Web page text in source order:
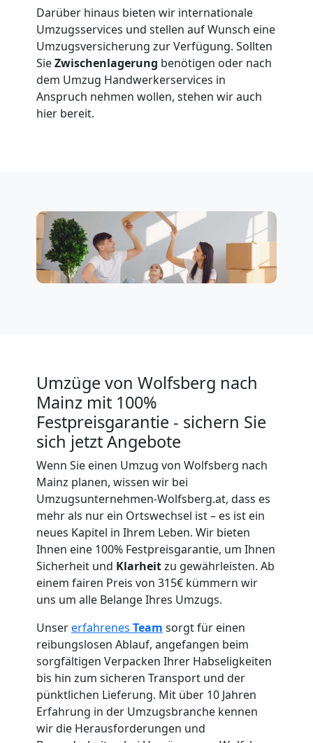
Darüber hinaus bieten wir internationale
Umzugsservices und stellen auf Wunsch eine
Umzugsversicherung zur Verfügung. Sollten
SieZwischenlagerung benötigen oder nach
dem Umzug Handwerkerservices in
Anspruch nehmen wollen, stehen wir auch
hier bereit.
Umzüge von Wolfsberg nach
Mainz mit 100%
Festpreisgarantie - sichern Sie
sich jetzt Angebote
Wenn Sie einen Umzug von Wolfsberg nach
Mainz planen, wissen wir bei
Umzugsunternehmen-Wolfsberg.at, dass es
mehr als nur ein Ortswechsel ist – es ist ein
neues Kapitel in Ihrem Leben. Wir bieten
Ihnen eine 100% Festpreisgarantie, um Ihnen
Sicherheit und Klarheitzu gewährleisten. Ab
einem fairen Preis von 315€ kümmern wir
uns um alle Belange Ihres Umzugs.
Unsererfahrenes Team sorgt für einen
reibungslosen Ablauf, angefangen beim
sorgfältigen Verpacken Ihrer Habseligkeiten
bis hin zum sicheren Transport und der
pünktlichen Lieferung. Mit über 10 Jahren
Erfahrung in der Umzugsbranche kennen
wir die Herausforderungen und
Wolfsberg
Übersiedlung
Wolfsberg
Privatumzug
Wolfsberg
Wolfsberg
Umzug
für
Senioren
Wolfsberg
Fernumzug
Wolfsberg